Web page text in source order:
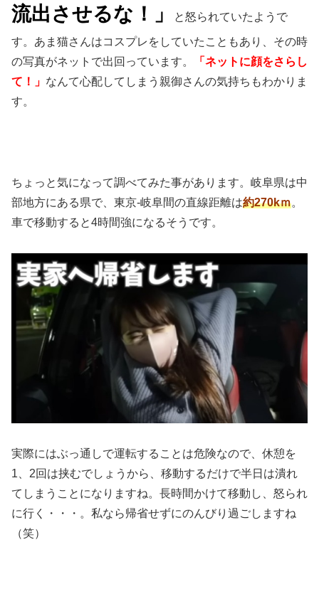
流出させるな！」 と怒られていたようで
す。あま猫さんはコスプレをしていたこともあり、その時
の写真がネットで出回っています。
「ネットに顔をさらし
て！」 なんて心配してしまう親御さんの気持ちもわかりま
す。
ちょっと気になって調べてみた事があります。岐阜県は中
部地方にある県で、東京-岐阜間の直線距離は約270kｍ。
車で移動すると4時間強になるそうです。
実際にはぶっ通しで運転することは危険なので、休憩を
1、2回は挟むでしょうから、移動するだけで半日は潰れ
てしまうことになりますね。長時間かけて移動し、怒られ
に行く・・・。私なら帰省せずにのんびり過ごしますね
（笑）